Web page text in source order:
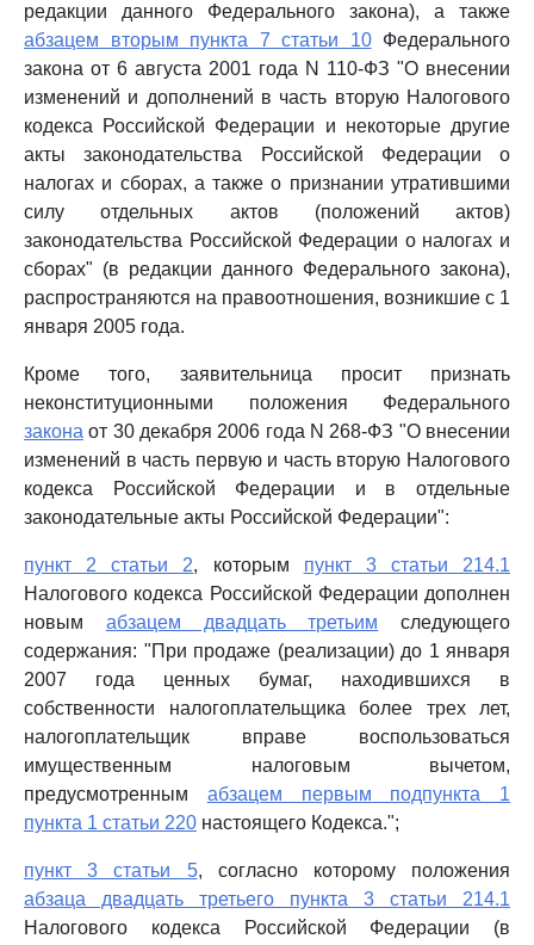
редакции данного Федерального закона), а также
абзацем вторым пункта 7 статьи 10Федерального
закона от 6 августа 2001 года N 110-ФЗ "О внесении
изменений и дополнений в часть вторую Налогового
кодекса Российской Федерации и некоторые другие
акты законодательства Российской Федерации о
налогах и сборах, а также о признании утратившими
силу отдельных актов (положений актов)
законодательства Российской Федерации о налогах и
сборах" (в редакции данного Федерального закона),
распространяются на правоотношения, возникшие с 1
января 2005 года.
Кроме того, заявительница просит признать
неконституционными положения Федерального
закона от 30 декабря 2006 года N 268-ФЗ "О внесении
изменений в часть первую и часть вторую Налогового
кодекса Российской Федерации и в отдельные
законодательные акты Российской Федерации":
пункт 2 статьи 2, которым пункт 3 статьи 214.1
Налогового кодекса Российской Федерации дополнен
новым абзацем двадцать третьим следующего
содержания: "При продаже (реализации) до 1 января
2007 года ценных бумаг, находившихся в
собственности налогоплательщика более трех лет,
налогоплательщик вправе воспользоваться
имущественным налоговым вычетом,
предусмотренным абзацем первым подпункта 1
пункта 1 статьи 220 настоящего Кодекса.";
пункт 3 статьи 5, согласно которому положения
абзаца двадцать третьего пункта 3 статьи 214.1
Налогового кодекса Российской Федерации (в